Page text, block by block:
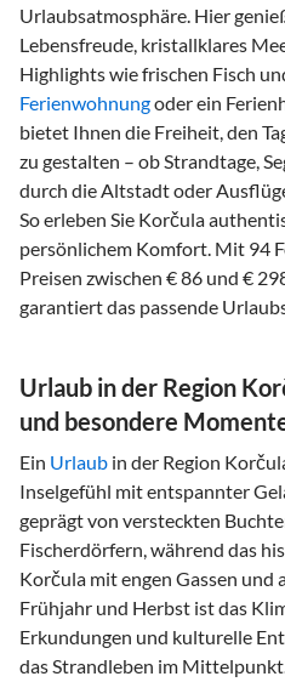
Urlaubsatmosphäre. Hier
Lebensfreude, kristallklares
Highlights wie frischen Fisch
Ferienwohnungoder ein
bietet Ihnen die Freiheit, den
zu gestalten – ob Strandtage,
durch die Altstadt oder
So erleben Sie Korčula
persönlichem Komfort. Mit 94
Preisen zwischen € 86 und €
garantiert das passende
Urlaub in der Region
und besondere
Ein Urlaub in der Region
Inselgefühl mit entspannter
geprägt von versteckten
Fischerdörfern, während das
Korčula mit engen Gassen
Frühjahr und Herbst ist das
Erkundungen und kulturelle
das Strandleben im